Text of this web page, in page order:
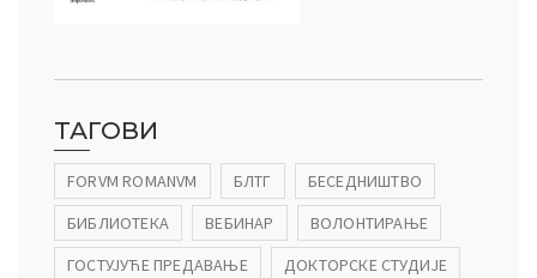
ТАГОВИ
FORVM ROMANVM БЛТГ
БЕСЕДНИШТВО
БИБЛИОТЕКА
ВЕБИНАР
ВОЛОНТИРАЊЕ
ГОСТУЈУЋЕ ПРЕДАВАЊЕ
ДОКТОРСКЕ СТУДИЈЕ